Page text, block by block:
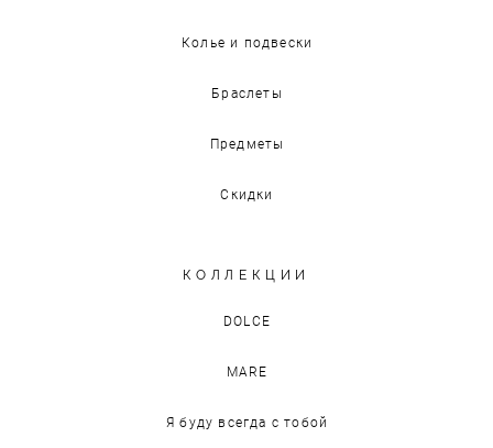
Колье и подвески
Браслеты
Предметы
Скидки
КОЛЛЕКЦИИ
DOLCE
MARE
Я буду всегда с тобой